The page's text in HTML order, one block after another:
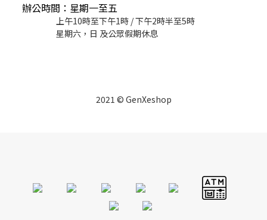
辦公時間：星期一至五
上午10時至下午1時 / 下午2時半至5時
星期六，日 及公眾假期休息
2021 © GenXeshop